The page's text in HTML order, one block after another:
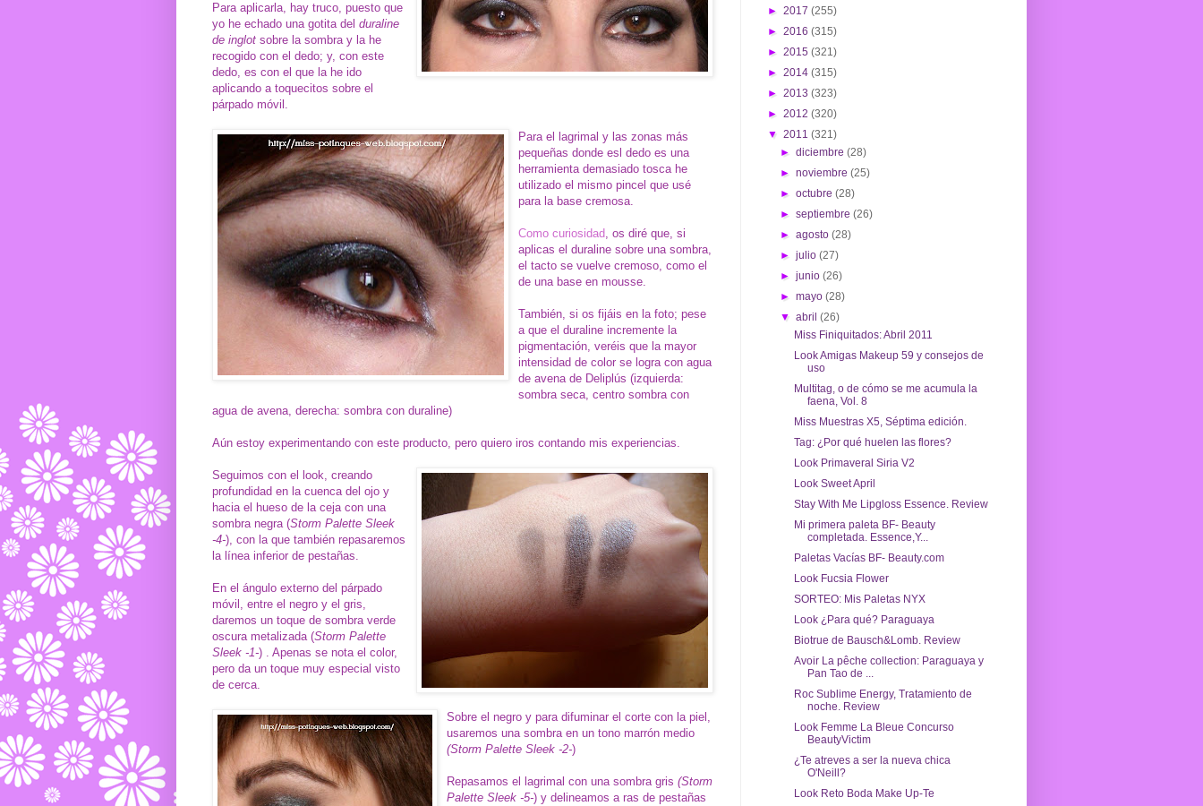
Para aplicarla, hay truco, puesto que
yo he echado una gotita del duraline
de inglot sobre la sombra y la he
recogido con el dedo; y, con este
dedo, es con el que la he ido
aplicando a toquecitos sobre el
párpado móvil.
Para el lagrimal y las zonas más
pequeñas donde esl dedo es una
herramienta demasiado tosca he
utilizado el mismo pincel que usé
para la base cremosa.
Como curiosidad, os diré que, si
aplicas el duraline sobre una sombra,
el tacto se vuelve cremoso, como el
de una base en mousse.
También, si os fijáis en la foto; pese
a que el duraline incremente la
pigmentación, veréis que la mayor
intensidad de color se logra con agua
de avena de Deliplús (izquierda:
sombra seca, centro sombra con
agua de avena, derecha: sombra con duraline)
Aún estoy experimentando con este producto, pero quiero iros contando mis experiencias.
Seguimos con el look, creando
profundidad en la cuenca del ojo y
hacia el hueso de la ceja con una
sombra negra (Storm Palette Sleek
-4-), con la que también repasaremos
la línea inferior de pestañas.
En el ángulo externo del párpado
móvil, entre el negro y el gris,
daremos un toque de sombra verde
oscura metalizada (Storm Palette
Sleek -1-) . Apenas se nota el color,
pero da un toque muy especial visto
de cerca.
Sobre el negro y para difuminar el corte con la piel,
usaremos una sombra en un tono marrón medio
(Storm Palette Sleek -2-)
Repasamos el lagrimal con una sombra gris (Storm
Palette Sleek -5-) y delineamos a ras de pestañas
► 2017 (255)
► 2016 (315)
► 2015 (321)
► 2014 (315)
► 2013 (323)
► 2012 (320)
▼ 2011 (321)
►diciembre(28)
►noviembre(25)
►octubre(28)
►septiembre(26)
►agosto(28)
►julio(27)
►junio(26)
►mayo(28)
▼abril(26)
Miss Finiquitados: Abril 2011
Look Amigas Makeup 59 y consejos de
uso
Multitag, o de cómo se me acumula la
faena, Vol. 8
Miss Muestras X5, Séptima edición.
Tag: ¿Por qué huelen las flores?
Look Primaveral Siria V2
Look Sweet April
Stay With Me Lipgloss Essence. Review
Mi primera paleta BF- Beauty
completada. Essence,Y...
Paletas Vacías BF- Beauty.com
Look Fucsia Flower
SORTEO: Mis Paletas NYX
Look ¿Para qué? Paraguaya
Biotrue de Bausch&Lomb. Review
Avoir La pêche collection: Paraguaya y
Pan Tao de ...
Roc Sublime Energy, Tratamiento de
noche. Review
Look Femme La Bleue Concurso
BeautyVictim
¿Te atreves a ser la nueva chica
O'Neill?
Look Reto Boda Make Up-Te